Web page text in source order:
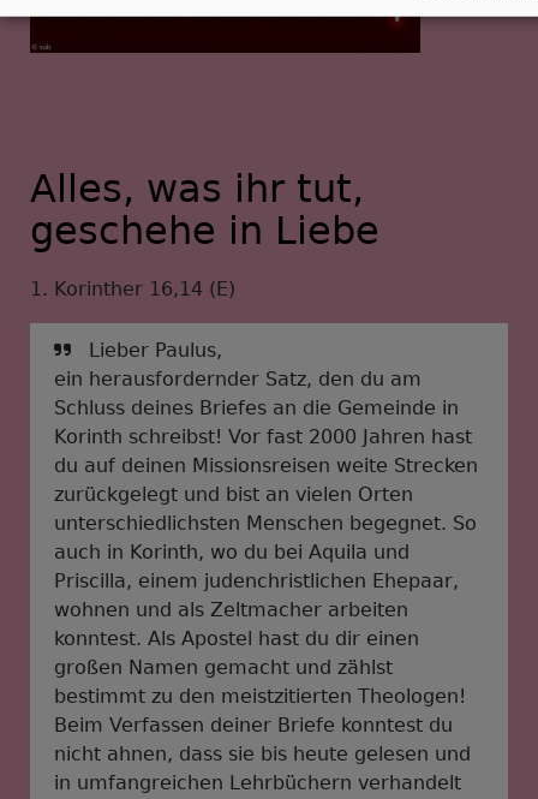
Alles, was ihr tut,
geschehe in Liebe
1. Korinther 16,14 (E)
Lieber Paulus,
ein herausfordernder Satz, den du am
Schluss deines Briefes an die Gemeinde in
Korinth schreibst! Vor fast 2000 Jahren hast
du auf deinen Missionsreisen weite Strecken
zurückgelegt und bist an vielen Orten
unterschiedlichsten Menschen begegnet. So
auch in Korinth, wo du bei Aquila und
Priscilla, einem judenchristlichen Ehepaar,
wohnen und als Zeltmacher arbeiten
konntest. Als Apostel hast du dir einen
großen Namen gemacht und zählst
bestimmt zu den meistzitierten Theologen!
Beim Verfassen deiner Briefe konntest du
nicht ahnen, dass sie bis heute gelesen und
in umfangreichen Lehrbüchern verhandelt